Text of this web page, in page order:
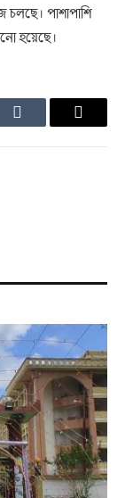
চলছে। পাশাপাশি
হয়েছে।
Tumblr Email